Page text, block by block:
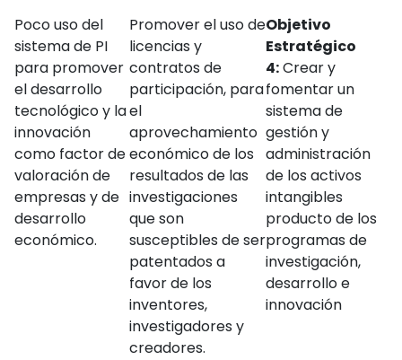
Poco uso del
sistema de PI
para promover
el desarrollo
tecnológico y la
innovación
como factor de
valoración de
empresas y de
desarrollo
económico.
Promover el uso de
licencias y
contratos de
participación, para
el
aprovechamiento
económico de los
resultados de las
investigaciones
que son
susceptibles de ser
patentados a
favor de los
inventores,
investigadores y
creadores.
Objetivo
Estratégico
4:Crear y
fomentar un
sistema de
gestión y
administración
de los activos
intangibles
producto de los
programas de
investigación,
desarrollo e
innovación